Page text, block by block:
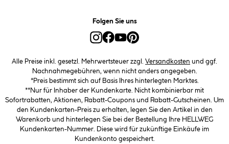
Folgen Sie uns
Alle Preise inkl. gesetzl. Mehrwertsteuer zzgl. Versandkosten und ggf.
Nachnahmegebühren, wenn nicht anders angegeben.
*Preis bestimmt sich auf Basis Ihres hinterlegten Marktes.
**Nur für Inhaber der Kundenkarte. Nicht kombinierbar mit
Sofortrabatten, Aktionen, Rabatt-Coupons und Rabatt-Gutscheinen. Um
den Kundenkarten-Preis zu erhalten, legen Sie den Artikel in den
Warenkorb und hinterlegen Sie bei der Bestellung Ihre HELLWEG
Kundenkarten-Nummer. Diese wird für zukünftige Einkäufe im
Kundenkonto gespeichert.